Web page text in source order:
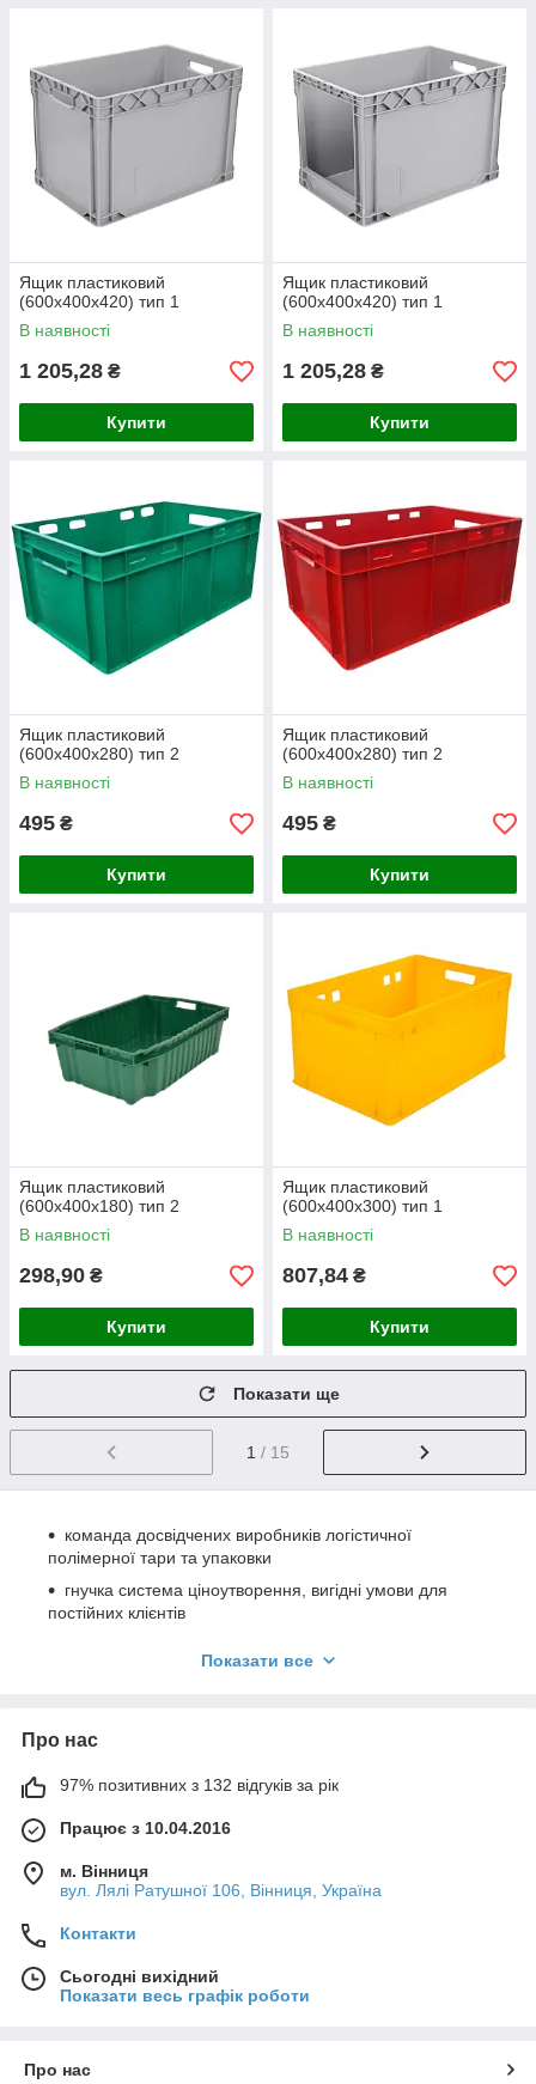
Ящик пластиковий
(600х400х420) тип 1
В наявності
1 205,28 ₴
Купити
Ящик пластиковий
(600х400х420) тип 1
В наявності
1 205,28 ₴
Купити
Ящик пластиковий
(600х400х280) тип 2
В наявності
495 ₴
Купити
Ящик пластиковий
(600х400х280) тип 2
В наявності
495 ₴
Купити
Ящик пластиковий
(600х400х180) тип 2
В наявності
298,90 ₴
Купити
Ящик пластиковий
(600х400х300) тип 1
В наявності
807,84 ₴
Купити
Показати ще
1 / 15
команда досвідчених виробників логістичної
полімерної тари та упаковки
гнучка система ціноутворення, вигідні умови для
постійних клієнтів
ретельний контроль якості виробленої продукції
пластикової тари для бізнесу наших клієнтів
якісна сировина від виробників з усього світу
20 років досвіду у виробництві пластикових ящиків,
пакування з полімерів
Показати все
Про нас
97% позитивних з 132 відгуків за рік
Працює з 10.04.2016
м. Вінниця
вул. Лялі Ратушної 106, Вінниця, Україна
Контакти
Сьогодні вихідний
Показати весь графік роботи
Про нас